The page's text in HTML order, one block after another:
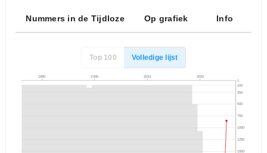
Nummers in de Tijdloze Op grafiek Info
Top 100 Volledige lijst
1990 2000 2010 2020
1
100
250
500
750
1000
1250
1500